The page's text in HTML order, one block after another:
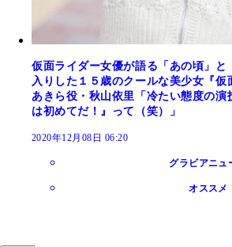
仮面ライダー女優が語る「あの頃」
入りした１５歳のクールな美少女『仮
あきら役・秋山依里「冷たい態度の演
は初めてだ！』って（笑）」
2020年12月08日 06:20
グラビアニュ
オススメ